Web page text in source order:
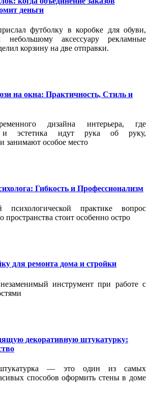
деньги
футболку в коробке для обуви,
аксессуару рекламные
корзину на две отправки.
на окна: Практичность, Стиль и
дизайна интерьера, где
и эстетика идут рука об руку,
особое место
Гибкость и Профессионализм
психологической практике вопрос
пространства стоит особенно остро
для ремонта дома и стройки
инструмент при работе с
декоративную штукатурку:
штукатурка — это один из самых
способов оформить стены в доме